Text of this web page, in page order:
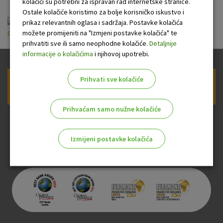
opce_informacije_o_stambenom_kreditu_suncani_3str.pdf
Prijava na newsletter OTP banke
Ostale kolačiće koristimo za bolje korisničko iskustvo i
prikaz relevantnih oglasa i sadržaja. Postavke kolačića
možete promijeniti na "Izmjeni postavke kolačića" te
prihvatiti sve ili samo neophodne kolačiće. Detaljnije
informacije o kolačićima i njihovoj upotrebi.
Prihvati sve kolačiće
Prihvaćam samo nužne kolačiće
Izmijeni postavke kolačića